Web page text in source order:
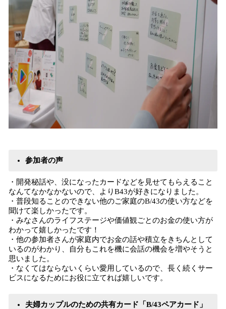
参加者の声
・開発秘話や、没になったカードなどを見せてもらえること
なんてなかなかないので、よりB43が好きになりました。
・普段知ることのできない他のご家庭のB/43の使い方などを
聞けて楽しかったです。
・みなさんのライフステージや価値観ごとのお金の使い方が
わかって嬉しかったです！
・他の参加者さんが家庭内でお金の話や積立をきちんとして
いるのがわかり、自分もこれを機に会話の機会を増やそうと
思いました。
・なくてはならないくらい愛用しているので、長く続くサー
ビスになるためにお役に立てれば嬉しいです。
夫婦カップルのための共有カード「B/43ペアカード」